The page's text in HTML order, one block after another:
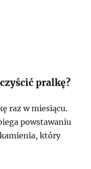
pralkę?
raz w miesiącu.
powstawaniu
który